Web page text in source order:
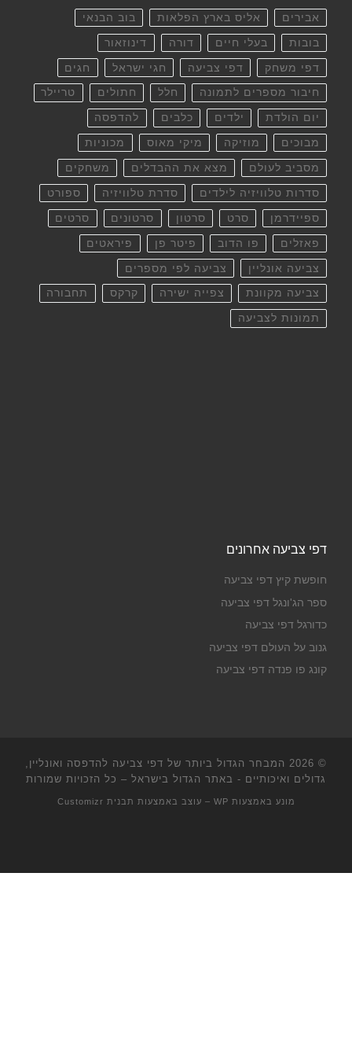
אבירים אליס בארץ הפלאות בוב הבנאי
בובות בעלי חיים דורה דינוזאור
דפי משחק דפי צביעה חגי ישראל חגים
חיבור מספרים לתמונה חלל חתולים טריילר
יום הולדת ילדים כלבים להדפסה
מבוכים מוזיקה מיקי מאוס מכוניות
מסביב לעולם מצא את ההבדלים משחקים
סדרות טלוויזיה לילדים סדרת טלוויזיה ספורט
ספיידרמן סרט סרטון סרטונים סרטים
פאזלים פו הדוב פיטר פן פיראטים
צביעה אונליין צביעה לפי מספרים
צביעה מקוונת צפייה ישירה קרקס תחבורה
תמונות לצביעה
דפי צביעה אחרונים
חופשת קיץ דפי צביעה
ספר הג'ונגל דפי צביעה
כדורגל דפי צביעה
גנוב על העולם דפי צביעה
קונג פו פנדה דפי צביעה
© 2026
המבחר הגדול ביותר של דפי צביעה להדפסה ואונליין,
גדולים ואיכותיים - באתר הגדול בישראל – כל הזכויות שמורות
מונע באמצעות WP – עוצב באמצעות תבנית Customizr